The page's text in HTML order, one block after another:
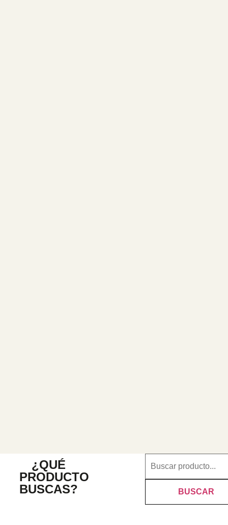
¿QUÉ
PRODUCTO
BUSCAS?
BUSCAR